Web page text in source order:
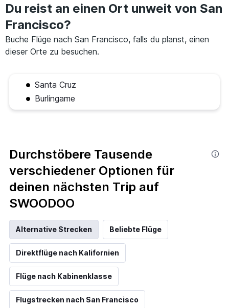
Du reist an einen Ort unweit von San
Francisco?
Buche Flüge nach San Francisco, falls du planst, einen
dieser Orte zu besuchen.
Santa Cruz
Burlingame
Durchstöbere Tausende
verschiedener Optionen für
deinen nächsten Trip auf
SWOODOO
Alternative Strecken Beliebte Flüge
Direktflüge nach Kalifornien
Flüge nach Kabinenklasse
Flugstrecken nach San Francisco